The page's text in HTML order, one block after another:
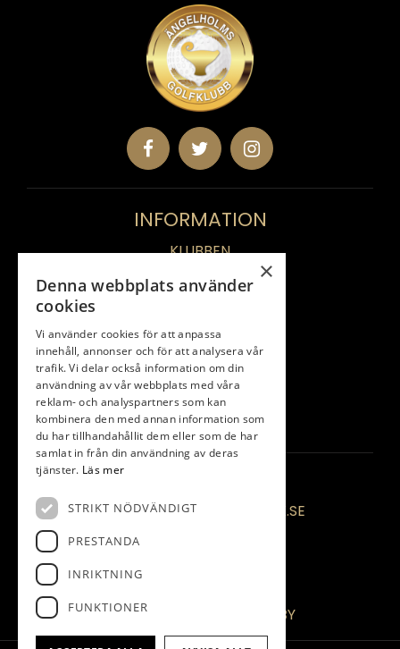
INFORMATION
KLUBBEN
RESTAURANG
MEDLEM
JUNIOR
TÄVLINGAR
PRO
INFO@ANGELHOLMSGK.SE
SE-266 93 MUNKA LJUNGBY
×
Denna webbplats använder
cookies
Vi använder cookies för att anpassa
innehåll, annonser och för att analysera vår
trafik. Vi delar också information om din
användning av vår webbplats med våra
reklam- och analyspartners som kan
kombinera den med annan information som
du har tillhandahållit dem eller som de har
samlat in från din användning av deras
tjänster. Läs mer
STRIKT NÖDVÄNDIGT
PRESTANDA
INRIKTNING
FUNKTIONER